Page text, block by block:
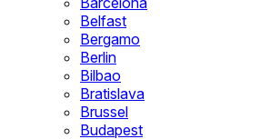
Belfast
Bergamo
Berlin
Bilbao
Bratislava
Brussel
Budapest